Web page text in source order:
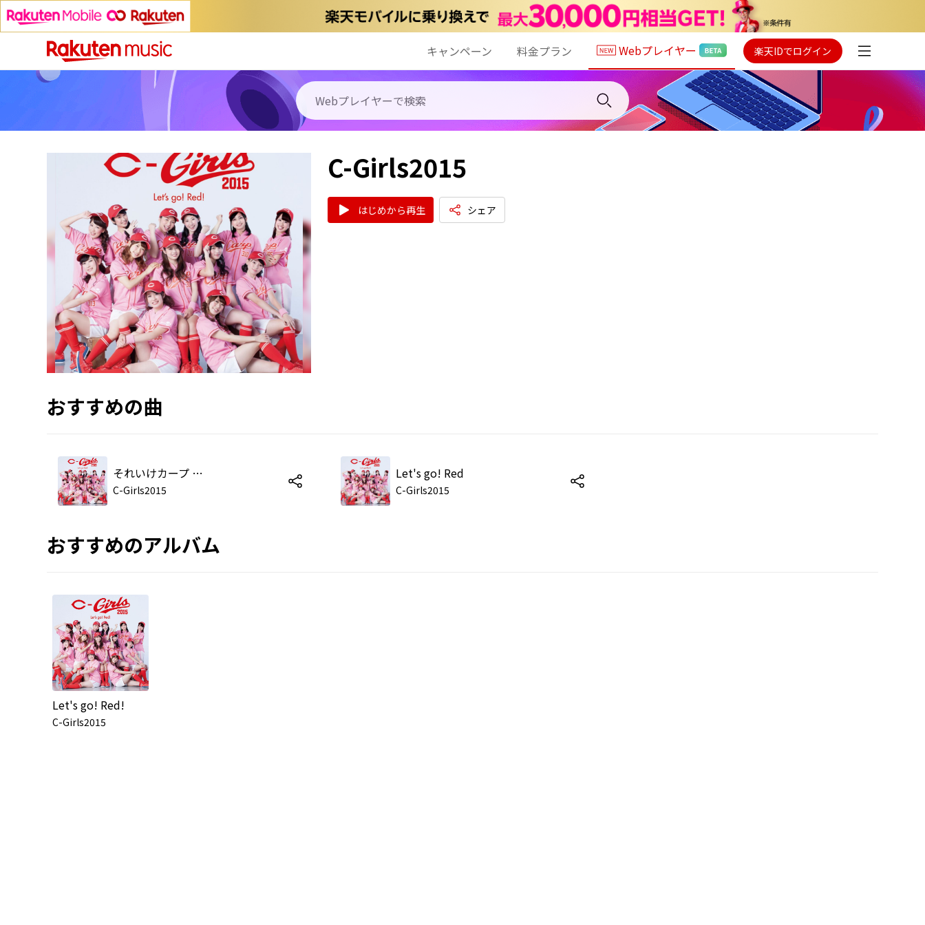
キャンペーン 料金プラン Webプレイヤー 楽天IDでログイン
C-Girls2015
はじめから再生 シェア
おすすめの曲
それいけカープ ～ダンスバージョン～
C-Girls2015
Let's go! Red
C-Girls2015
おすすめのアルバム
Let's go! Red!
C-Girls2015